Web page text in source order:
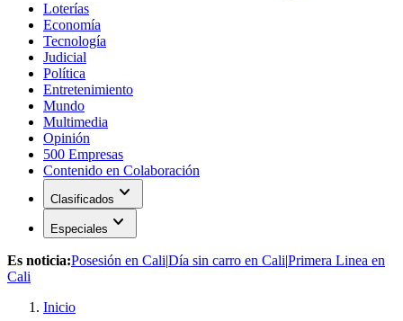
Loterías
Economía
Tecnología
Judicial
Política
Entretenimiento
Mundo
Multimedia
Opinión
500 Empresas
Contenido en Colaboración
Clasificados expand_more
Especiales expand_more
Es noticia:Posesión en Cali|Día sin carro en Cali|Primera Linea en
Cali
Inicio